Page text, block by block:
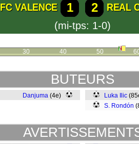
FC VALENCE 1 2
REAL
(mi-tps: 1-0)
30 40 50
BUTEURS
Danjuma (4e) Luka Ilic
S. Rondón